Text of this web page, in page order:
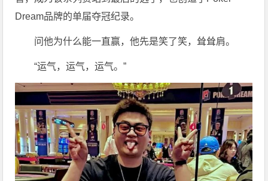
Dream品牌的单届夺冠纪录。
问他为什么能一直赢，他先是笑了笑，耸耸肩。
“运气，运气，运气。”